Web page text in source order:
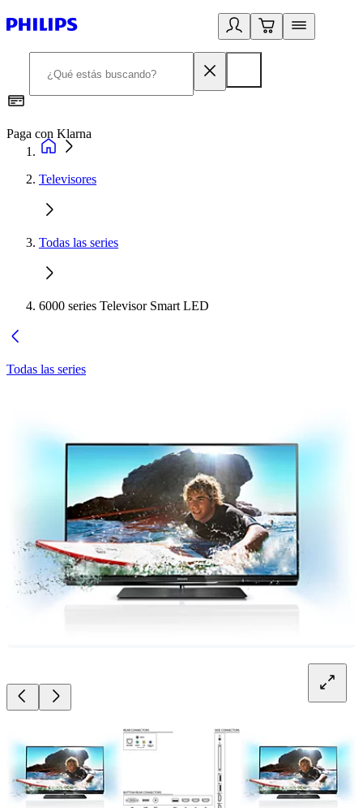
Paga con Klarna
Televisores
Todas las series
6000 series Televisor Smart LED
Todas las series